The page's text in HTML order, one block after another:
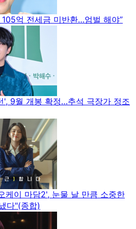
105억 전세금 미반환…엄벌 해야”
', 9월 개봉 확정…추석 극장가 정조
케이 마담2', 눈물 날 만큼 소중한
다"(종합)